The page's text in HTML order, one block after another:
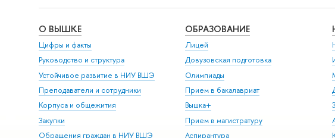
О ВЫШКЕ
Цифры и факты
Руководство и структура
Устойчивое развитие в НИУ ВШЭ
Преподаватели и сотрудники
Корпуса и общежития
Закупки
Обращения граждан в НИУ ВШЭ
ОБРАЗОВАНИЕ
Лицей
Довузовская подготовка
Олимпиады
Прием в бакалавриат
Вышка+
Прием в магистратуру
Аспирантура